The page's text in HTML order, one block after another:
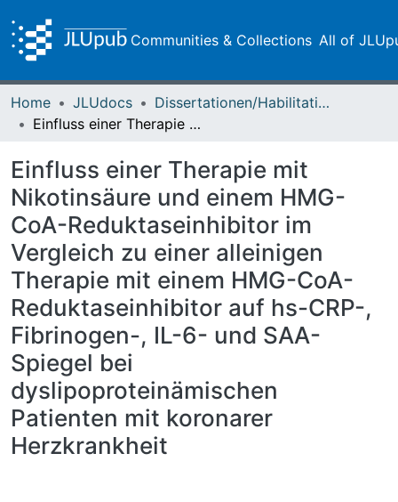
Communities & Collections All of
Home JLUdocs
Dissertationen/Habilitationen
Einfluss einer Therapie mit Nikotinsäure und einem HMG-CoA-Reduktaseinhibitor im Vergleich zu einer alleinigen Therapie mit einem HMG-CoA-Reduktaseinhibitor auf hs-CRP-, Fibrinogen-, IL-6- und SAA-Spiegel bei dyslipoproteinämischen Patienten mit koronarer Herzkrankheit
Einfluss einer Therapie mit
Nikotinsäure und einem HMG-
CoA-Reduktaseinhibitor im
Vergleich zu einer alleinigen
Therapie mit einem HMG-CoA-
Reduktaseinhibitor auf hs-CRP-,
Fibrinogen-, IL-6- und SAA-
Spiegel bei
dyslipoproteinämischen
Patienten mit koronarer
Herzkrankheit